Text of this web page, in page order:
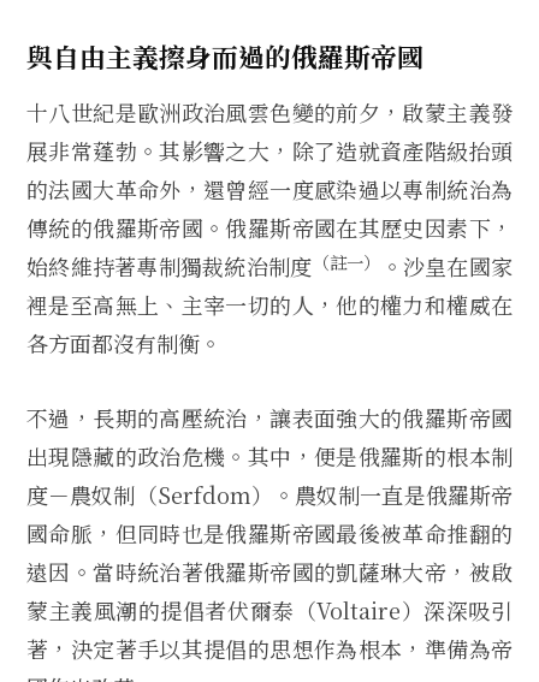
與自由主義擦身而過的俄羅斯帝國
十八世紀是歐洲政治風雲色變的前夕，啟蒙主義發
展非常蓬勃。其影響之大，除了造就資產階級抬頭
的法國大革命外，還曾經一度感染過以專制統治為
傳統的俄羅斯帝國。俄羅斯帝國在其歷史因素下，
始終維持著專制獨裁統治制度 （註一）
。沙皇在國家
裡是至高無上、主宰一切的人，他的權力和權威在
各方面都沒有制衡。
不過，長期的高壓統治，讓表面強大的俄羅斯帝國
出現隱藏的政治危機。其中，便是俄羅斯的根本制
度－農奴制（Serfdom）。農奴制一直是俄羅斯帝
國命脈，但同時也是俄羅斯帝國最後被革命推翻的
遠因。當時統治著俄羅斯帝國的凱薩琳大帝，被啟
蒙主義風潮的提倡者伏爾泰（Voltaire）深深吸引
著，決定著手以其提倡的思想作為根本，準備為帝